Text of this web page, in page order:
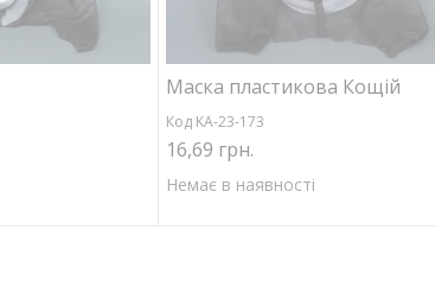
Маска пластикова Кощій
Код KA-23-173
16,69 грн.
Немає в наявності